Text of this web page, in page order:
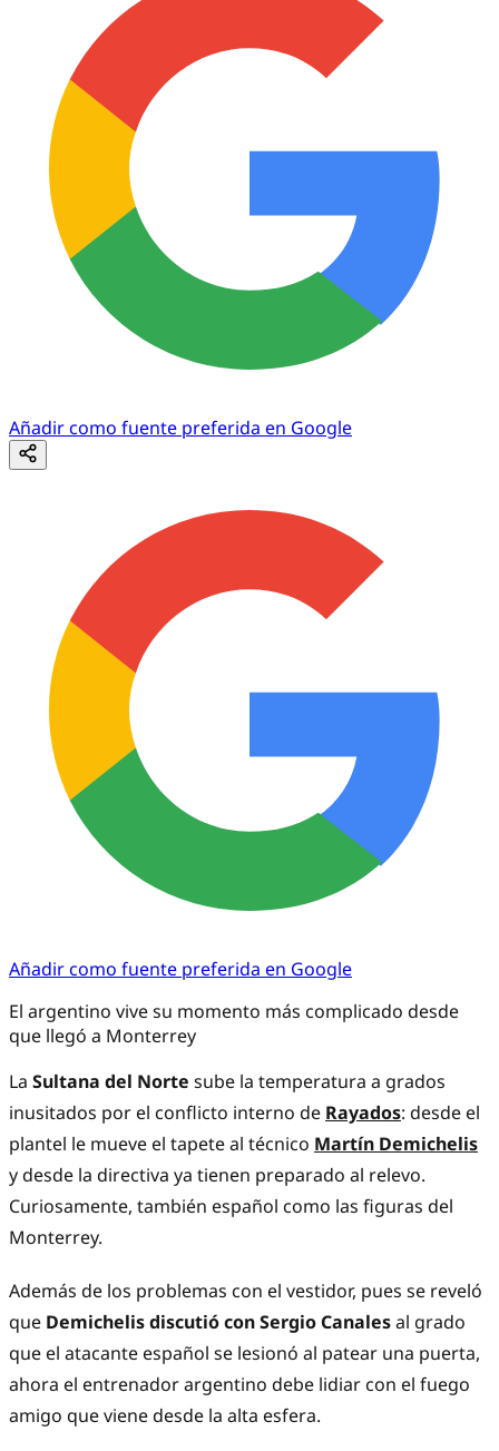
Añadir como fuente preferida en Google
Añadir como fuente preferida en Google
El argentino vive su momento más complicado desde
que llegó a Monterrey
La Sultana del Norte sube la temperatura a grados
inusitados por el conflicto interno de Rayados: desde el
plantel le mueve el tapete al técnico Martín Demichelis
y desde la directiva ya tienen preparado al relevo.
Curiosamente, también español como las figuras del
Monterrey.
Además de los problemas con el vestidor, pues se reveló
que Demichelis discutió con Sergio Canalesal grado
que el atacante español se lesionó al patear una puerta,
ahora el entrenador argentino debe lidiar con el fuego
amigo que viene desde la alta esfera.